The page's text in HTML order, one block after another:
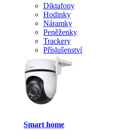
Diktafony
Hodinky
Náramky
Peněženky
Trackery
Příslušenství
Smart home